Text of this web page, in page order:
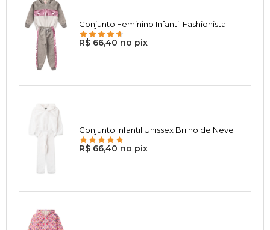
Conjunto Feminino Infantil Fashionista
R$ 66,40 no pix
Conjunto Infantil Unissex Brilho de Neve
R$ 66,40 no pix